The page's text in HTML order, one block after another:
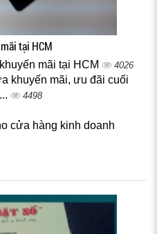
tại HCM
mãi tại HCM 4026
khuyến mãi, ưu đãi cuối
4498
cửa hàng kinh doanh